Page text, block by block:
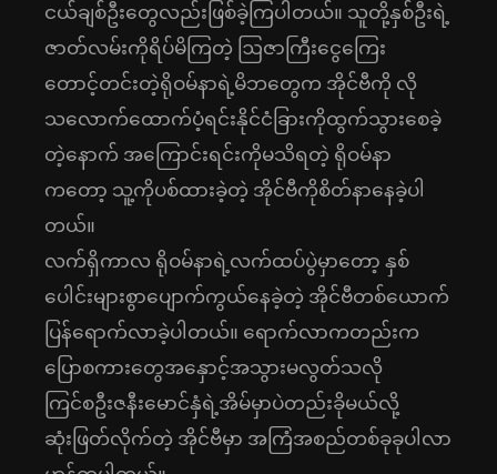
ငယ်ချစ်ဦးတွေလည်းဖြစ်ခဲ့ကြပါတယ်။ သူတို့နှစ်ဦးရဲ့
ဇာတ်လမ်းကိုရိပ်မိကြတဲ့ ဩဇာကြီးငွေကြေး
တောင့်တင်းတဲ့ရိုဝမ်နာရဲ့မိဘတွေက အိုင်ဗီကို လို
သလောက်ထောက်ပံ့ရင်းနိုင်ငံခြားကိုထွက်သွားစေခဲ့
တဲ့နောက် အကြောင်းရင်းကိုမသိရတဲ့ ရိုဝမ်နာ
ကတော့ သူ့ကိုပစ်ထားခဲ့တဲ့ အိုင်ဗီကိုစိတ်နာနေခဲ့ပါ
တယ်။
လက်ရှိကာလ ရိုဝမ်နာရဲ့လက်ထပ်ပွဲမှာတော့ နှစ်
ပေါင်းများစွာပျောက်ကွယ်နေခဲ့တဲ့ အိုင်ဗီတစ်ယောက်
ပြန်ရောက်လာခဲ့ပါတယ်။ ရောက်လာကတည်းက
ပြောစကားတွေအနှောင့်အသွားမလွတ်သလို
ကြင်စဦးဇနီးမောင်နှံရဲ့အိမ်မှာပဲတည်းခိုမယ်လို့
ဆုံးဖြတ်လိုက်တဲ့ အိုင်ဗီမှာ အကြံအစည်တစ်ခုခုပါလာ